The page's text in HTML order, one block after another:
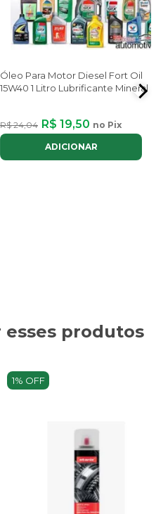
Óleo Para Motor Diesel Fort Oil
15W40 1 Litro Lubrificante Mineral
R$ 24,04 R$ 19,50 no Pix
ADICIONAR
esses produtos
1% OFF